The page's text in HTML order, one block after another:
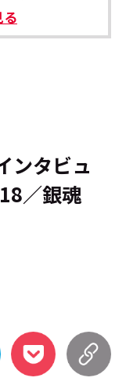
Cookie Settings
ンタビュ
／銀魂